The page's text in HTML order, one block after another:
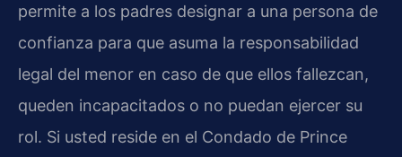
permite a los padres designar a una persona de
confianza para que asuma la responsabilidad
legal del menor en caso de que ellos fallezcan,
queden incapacitados o no puedan ejercer su
rol. Si usted reside en el Condado de Prince